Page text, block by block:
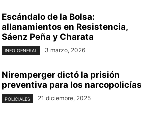
Escándalo de la Bolsa:
allanamientos en Resistencia,
Sáenz Peña y Charata
INFO GENERAL 3 marzo, 2026
Niremperger dictó la prisión
preventiva para los narcopolicías
POLICIALES 21 diciembre, 2025